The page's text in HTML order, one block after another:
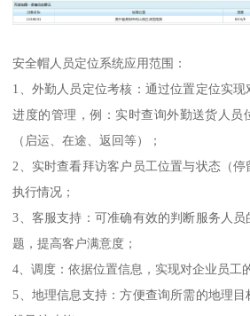
安全帽人员定位系统应用范围：
1、外勤人员定位考核：通过位置定位实
进度的管理，例：实时查询外勤送货人员
（启运、在途、返回等）；
2、实时查看拜访客户员工位置与状态（
执行情况；
3、客服支持：可准确有效的判断服务人
题，提高客户满意度；
4、调度：依据位置信息，实现对企业员工
5、地理信息支持：方便查询所需的地理